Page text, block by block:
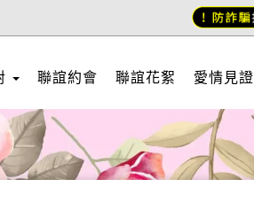
聯誼約會 聯誼花絮 愛情見證